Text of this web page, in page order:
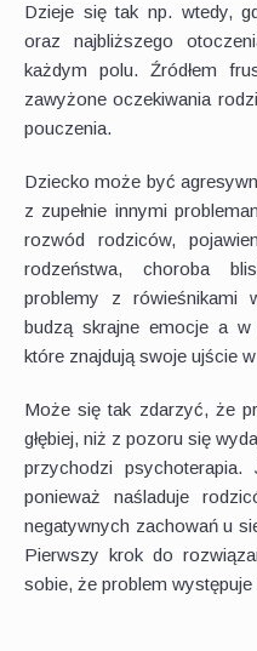
Dzieje się tak np. wtedy,
oraz najbliższego
każdym polu. Źródłem
zawyżone oczekiwania
pouczenia.
Dziecko może być
z zupełnie innymi
rozwód rodziców,
rodzeństwa, choroba
problemy z rówieśnikami
budzą skrajne emocje a
które znajdują swoje ujście
Może się tak zdarzyć, że
głębiej, niż z pozoru się
przychodzi
ponieważ naśladuje
negatywnych zachowań u
Pierwszy krok do
sobie, że problem